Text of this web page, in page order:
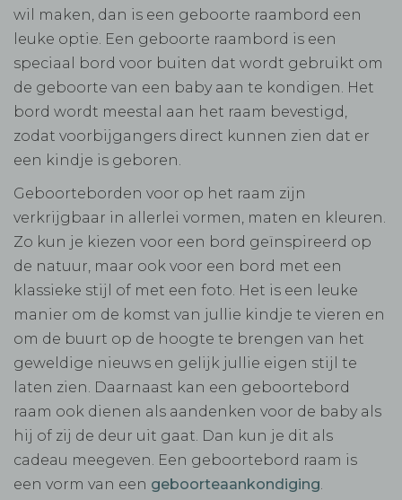
wil maken, dan is een geboorte raambord een
leuke optie. Een geboorte raambord is een
speciaal bord voor buiten dat wordt gebruikt om
de geboorte van een baby aan te kondigen. Het
bord wordt meestal aan het raam bevestigd,
zodat voorbijgangers direct kunnen zien dat er
een kindje is geboren.
Geboorteborden voor op het raam zijn
verkrijgbaar in allerlei vormen, maten en kleuren.
Zo kun je kiezen voor een bord geïnspireerd op
de natuur, maar ook voor een bord met een
klassieke stijl of met een foto. Het is een leuke
manier om de komst van jullie kindje te vieren en
om de buurt op de hoogte te brengen van het
geweldige nieuws en gelijk jullie eigen stijl te
laten zien. Daarnaast kan een geboortebord
raam ook dienen als aandenken voor de baby als
hij of zij de deur uit gaat. Dan kun je dit als
cadeau meegeven. Een geboortebord raam is
een vorm van een geboorteaankondiging